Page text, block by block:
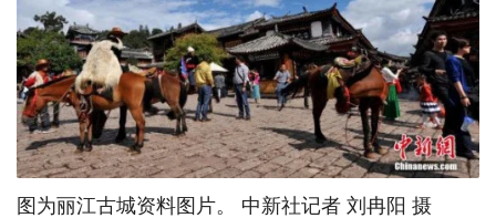
图为丽江古城资料图片。 中新社记者 刘冉阳 摄